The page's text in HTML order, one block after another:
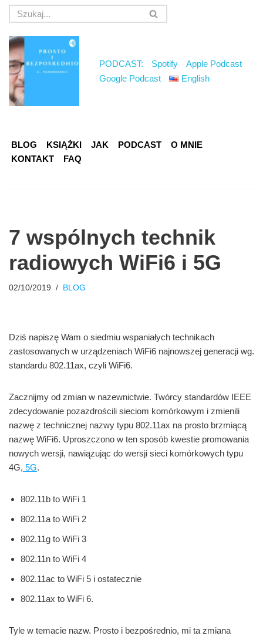
do
treści
PODCAST: Spotify
Apple Podcast
Google Podcast
English
BLOG KSIĄŻKI JAK PODCAST
O MNIE
KONTAKT
FAQ
7 wspólnych technik
radiowych WiFi6 i 5G
02/10/2019 BLOG
Dziś napiszę Wam o siedmiu wspaniałych technikach
zastosowanych w urządzeniach WiFi6 najnowszej generacji wg.
standardu 802.11ax, czyli WiFi6.
Zacznijmy od zmian w nazewnictwie. Twórcy standardów IEEE
zdecydowanie pozazdrościli sieciom komórkowym i zmienili
nazwę z technicznej nazwy typu 802.11ax na prosto brzmiącą
nazwę WiFi6. Uproszczono w ten sposób kwestie promowania
nowych wersji, nawiązując do wersji sieci komórkowych typu
4G, 5G.
802.11b to WiFi 1
802.11a to WiFi 2
802.11g to WiFi 3
802.11n to WiFi 4
802.11ac to WiFi 5 i ostatecznie
802.11ax to WiFi 6.
Tyle w temacie nazw. Prosto i bezpośrednio, mi ta zmiana